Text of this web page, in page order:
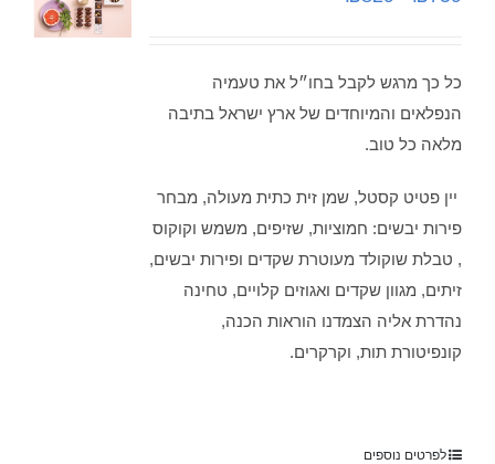
כל כך מרגש לקבל בחו״ל את טעמיה
הנפלאים והמיוחדים של ארץ ישראל בתיבה
מלאה כל טוב.
יין פטיט קסטל, שמן זית כתית מעולה, מבחר
פירות יבשים: חמוציות, שזיפים, משמש וקוקוס
, טבלת שוקולד מעוטרת שקדים ופירות יבשים,
זיתים, מגוון שקדים ואגוזים קלויים, טחינה
נהדרת אליה הצמדנו הוראות הכנה,
קונפיטורת תות, וקרקרים.
לפרטים נוספים